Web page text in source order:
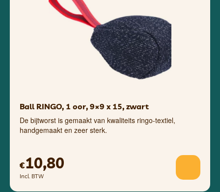
Ball RINGO, 1 oor, 9×9 x 15, zwart
De bijtworst is gemaakt van kwaliteits ringo-textiel,
handgemaakt en zeer sterk.
€10,80
Incl. BTW